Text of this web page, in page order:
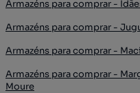
Armazéns para comprar -
Armazéns para comprar -
Armazéns para comprar -
Armazéns para comprar -
Moure